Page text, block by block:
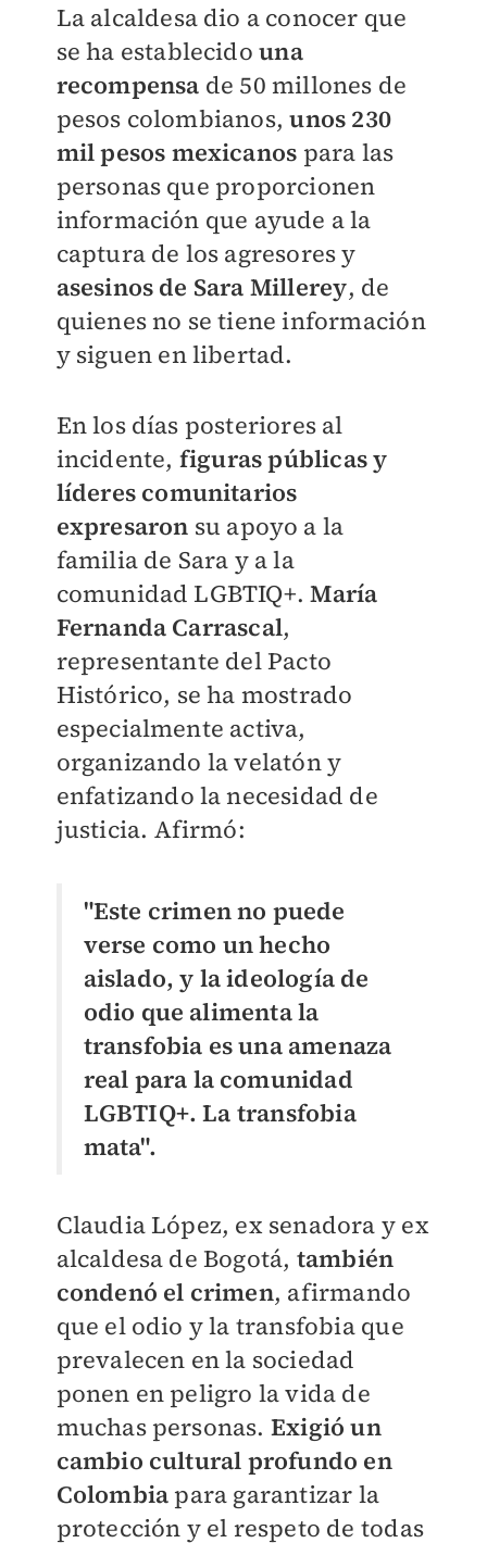
La alcaldesa dio a conocer que
se ha establecidouna
recompensa de 50 millones de
pesos colombianos, unos 230
mil pesos mexicanos para las
personas que proporcionen
información que ayude a la
captura de los agresores y
asesinos de Sara Millerey, de
quienes no se tiene información
y siguen en libertad.
En los días posteriores al
incidente, figuras públicas y
líderes comunitarios
expresaron su apoyo a la
familia de Sara y a la
comunidad LGBTIQ+.María
Fernanda Carrascal,
representante del Pacto
Histórico, se ha mostrado
especialmente activa,
organizando la velatón y
enfatizando la necesidad de
justicia. Afirmó:
"Este crimen no puede
verse como un hecho
aislado, y la ideología de
odio que alimenta la
transfobia es una amenaza
real para la comunidad
LGBTIQ+. La transfobia
mata".
Claudia López, ex senadora y ex
alcaldesa de Bogotá, también
condenó el crimen, afirmando
que el odio y la transfobia que
prevalecen en la sociedad
ponen en peligro la vida de
muchas personas. Exigió un
cambio cultural profundo en
Colombia para garantizar la
protección y el respeto de todas